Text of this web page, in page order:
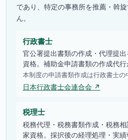
であり、特定の事務所を推薦・斡
ん。
行政書士
官公署提出書類の作成・代理提
資格。補助金申請書類の作成代行
本制度の申請書類作成は行政書士の
日本行政書士会連合会 ↗
税理士
税務代理・税務書類作成・税務
家資格。採択後の経理処理・実績